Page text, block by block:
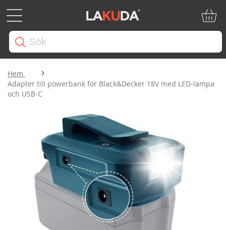
Hem
Adapter till powerbank för Black&Decker 18V med LED-lampa
och USB-C
bildgalleriet